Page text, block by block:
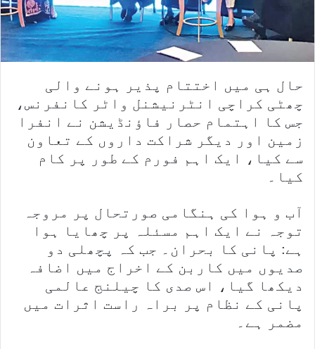
l
حال ہی میں اختتام پذیر ہونے والی
چھٹی کراچی انٹرنیشنل واٹر کانفرنس،
جس کا اہتمام حصار فاؤنڈیشن نے انفرا
زمین اور دیگر شراکت داروں کے تعاون
سے کیا، ایک اہم فورم کے طور پر کام
کیا۔
آب و ہوا کی ہنگامی صورتحال پر مروجہ
توجہ نے ایک اہم مسئلہ پر چھایا ہوا
ہے: پانی کا بحران۔ جب کہ پچھلی دو
صدیوں میں کاربن کے اخراج میں اضافہ
دیکھا گیا، اس صدی کا چیلنج عالمی
پانی کے نظام پر براہ راست اثرات میں
مضمر ہے۔